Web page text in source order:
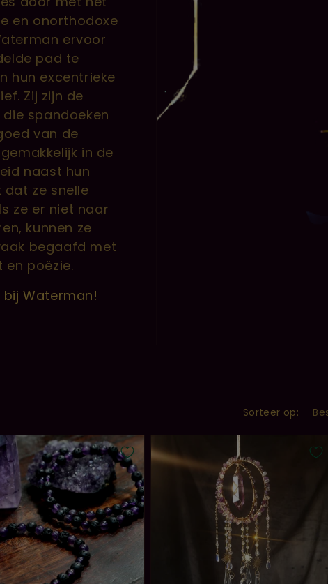
en onorthodoxe
ervoor
pad te
hun excentrieke
Zij zijn de
spandoeken
van de
in de
naast hun
ze snelle
ze er niet naar
kunnen ze
begaafd met
en poëzie.
Waterman!
Sorteer op: